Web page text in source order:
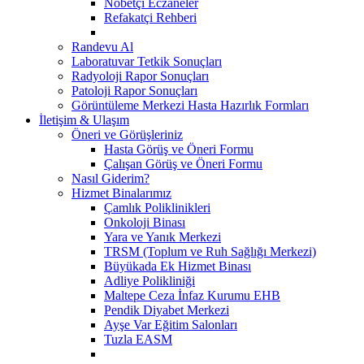
Refakatçi Rehberi
Randevu Al
Laboratuvar Tetkik Sonuçları
Radyoloji Rapor Sonuçları
Patoloji Rapor Sonuçları
Görüntüleme Merkezi Hasta Hazırlık Formları
İletişim & Ulaşım
Öneri ve Görüşleriniz
Hasta Görüş ve Öneri Formu
Çalışan Görüş ve Öneri Formu
Nasıl Giderim?
Hizmet Binalarımız
Çamlık Poliklinikleri
Onkoloji Binası
Yara ve Yanık Merkezi
TRSM (Toplum ve Ruh Sağlığı Merkezi)
Büyükada Ek Hizmet Binası
Adliye Polikliniği
Maltepe Ceza İnfaz Kurumu EHB
Pendik Diyabet Merkezi
Ayşe Var Eğitim Salonları
Tuzla EASM